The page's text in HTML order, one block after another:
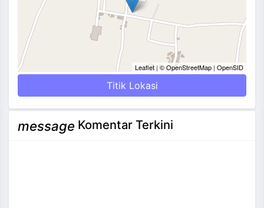
Leaflet| © OpenStreetMap| OpenSID
Titik Lokasi
message Komentar Terkini